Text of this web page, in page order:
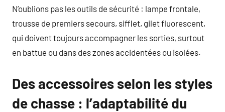
N’oublions pas les outils de sécurité : lampe frontale,
trousse de premiers secours, sifflet, gilet fluorescent,
qui doivent toujours accompagner les sorties, surtout
en battue ou dans des zones accidentées ou isolées.
Des accessoires selon les styles
de chasse : l’adaptabilité du